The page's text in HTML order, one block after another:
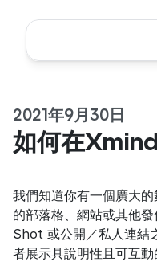
2021年9月30日
如何在
我們知道你有一個廣大
的部落格、網站或其他
Shot 或公開／私人連結
者展示具說明性且可互動